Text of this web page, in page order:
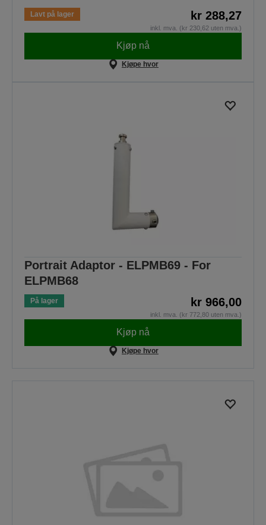
Lavt på lager kr 288,27
inkl. mva. (kr 230,62 uten mva.)
Kjøp nå
Kjøpe hvor
Portrait Adaptor - ELPMB69 - For
ELPMB68
På lager kr 966,00
inkl. mva. (kr 772,80 uten mva.)
Kjøp nå
Kjøpe hvor